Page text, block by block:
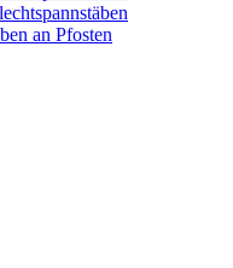
an Pfosten